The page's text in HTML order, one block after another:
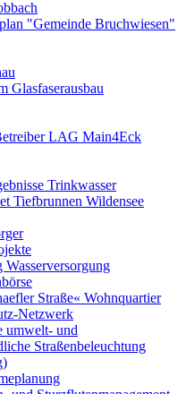
"Gemeinde Bruchwiesen"
Glasfaserausbau
LAG Main4Eck
Trinkwasser
Tiefbrunnen Wildensee
Straße« Wohnquartier
Netzwerk
umwelt- und
Straßenbeleuchtung